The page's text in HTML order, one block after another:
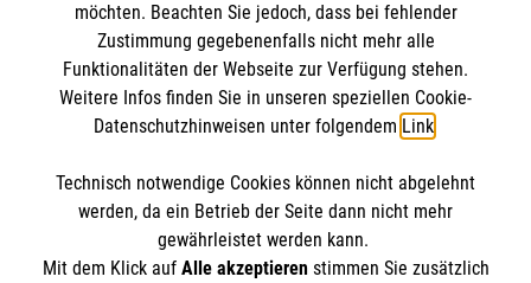
Newsletter abonnieren
Cookies verwalten|AGB|Impressum|Datenschutz
Barrierefreiheit |Kontakt| Sharepoint|Mediathek
möchten. Beachten Sie jedoch, dass bei fehlender
Zustimmung gegebenenfalls nicht mehr alle
Funktionalitäten der Webseite zur Verfügung stehen.
Weitere Infos finden Sie in unseren speziellen Cookie-
Datenschutzhinweisen unter folgendem Link.
Technisch notwendige Cookies können nicht abgelehnt
werden, da ein Betrieb der Seite dann nicht mehr
gewährleistet werden kann.
Mit dem Klick auf Alle akzeptierenstimmen Sie zusätzlich